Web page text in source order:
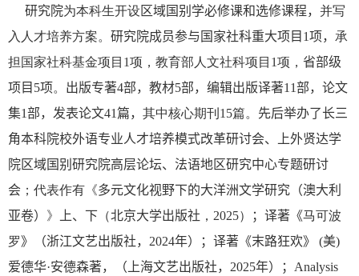
研究院为本科生开设 区域国别学必修课和选修课程，并写
入人才培养方案。 研究院成员参与国家社科重大项目 1项， 承
担国家社科基金项目 1项，教育部人文社科项目 1项， 省部级
项目 5项。 出版专著4部，教材5部，编辑出版译著11部，论文
集1部，发表论文41篇， 其中核心期刊 1 5篇。 先后举办了长三
角本科院校外语专业人才培养模式改革研讨会、上外贤达学
院区域国别研究院高层论坛、法语地区研究中心专题研讨
会 ；代表作有《多元文化视野下的大洋洲文学研究（澳大利
亚卷） 》 上、下 （北京大学出版社 ， 2025） ； 译著 《马可波
罗》（浙江文艺出版社， 2024年）；译著《末路狂欢》 (美)
爱德华·安德森著，（上海文艺出版社， 2025年）； Analysis